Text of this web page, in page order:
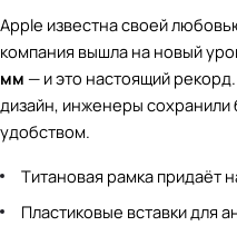
Apple известна своей
компания вышла на новый
мм — и это настоящий
дизайн, инженеры
удобством.
Титановая рамка придаёт
Пластиковые вставки для